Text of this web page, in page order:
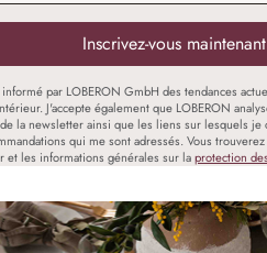
Inscrivez-vous maintenant
informé par LOBERON GmbH des tendances
J'accepte également que LOBERON
la newsletter ainsi que les liens sur lesquels je
qui me sont adressés. Vous
et les informations générales sur laprotection